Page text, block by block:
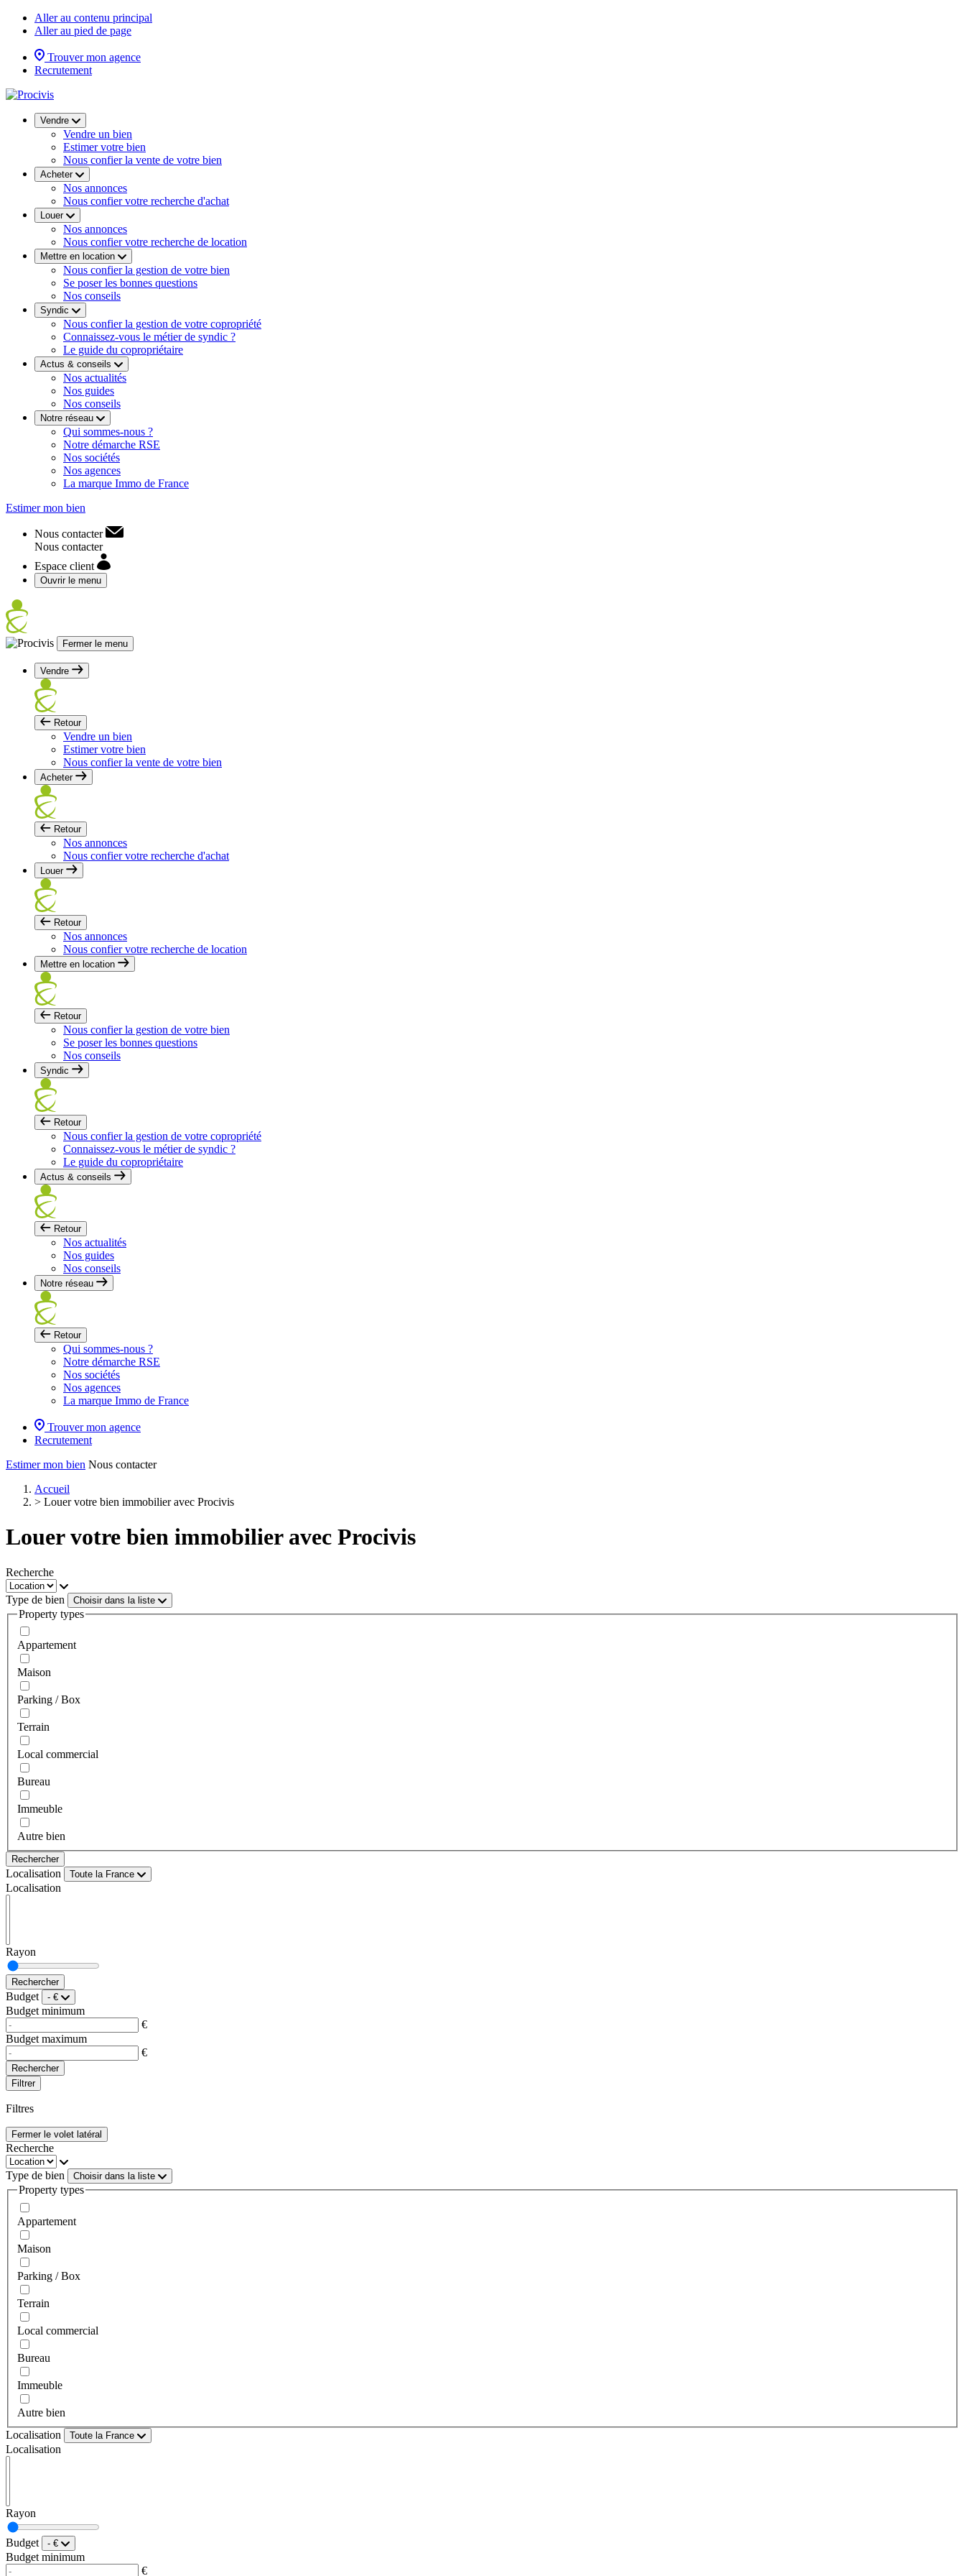
Aller au contenu principal
Aller au pied de page
Trouver mon agence
Recrutement
Vendre
Vendre un bien
Estimer votre bien
Nous confier la vente de votre bien
Acheter
Nos annonces
Nous confier votre recherche d'achat
Louer
Nos annonces
Nous confier votre recherche de location
Mettre en location
Nous confier la gestion de votre bien
Se poser les bonnes questions
Nos conseils
Syndic
Nous confier la gestion de votre copropriété
Connaissez-vous le métier de syndic ?
Le guide du copropriétaire
Actus & conseils
Nos actualités
Nos guides
Nos conseils
Notre réseau
Qui sommes-nous ?
Notre démarche RSE
Nos sociétés
Nos agences
La marque Immo de France
Estimer mon bien
Nous contacter
Nous contacter
Espace client
Ouvrir le menu
Fermer le menu
Vendre
Retour
Vendre un bien
Estimer votre bien
Nous confier la vente de votre bien
Acheter
Retour
Nos annonces
Nous confier votre recherche d'achat
Louer
Retour
Nos annonces
Nous confier votre recherche de location
Mettre en location
Retour
Nous confier la gestion de votre bien
Se poser les bonnes questions
Nos conseils
Syndic
Retour
Nous confier la gestion de votre copropriété
Connaissez-vous le métier de syndic ?
Le guide du copropriétaire
Actus & conseils
Retour
Nos actualités
Nos guides
Nos conseils
Notre réseau
Retour
Qui sommes-nous ?
Notre démarche RSE
Nos sociétés
Nos agences
La marque Immo de France
Trouver mon agence
Recrutement
Estimer mon bien Nous contacter
Accueil
> Louer votre bien immobilier avec Procivis
Louer votre bien immobilier avec Procivis
Recherche
Type de bien Choisir dans la liste
Property types
Appartement
Maison
Parking / Box
Terrain
Local commercial
Bureau
Immeuble
Autre bien
Localisation Toute la France
Localisation
Rayon
Budget - €
Budget minimum
€
Budget maximum
€
Filtrer
Filtres
Fermer le volet latéral
Recherche
Type de bien Choisir dans la liste
Property types
Appartement
Maison
Parking / Box
Terrain
Local commercial
Bureau
Immeuble
Autre bien
Localisation
Toute la France
Localisation
Rayon
Budget - €
Budget minimum
€